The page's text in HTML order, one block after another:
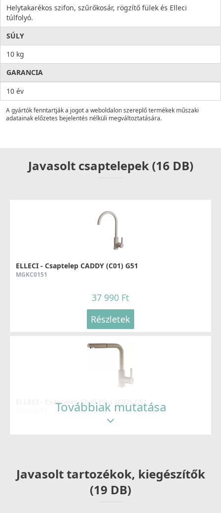
Helytakarékos szifon, szűrőkosár, rögzítő fülek és Elleci
túlfolyó.
SÚLY
10 kg
GARANCIA
10 év
A gyártók fenntartják a jogot a weboldalon szereplő termékek műszaki
adatainak előzetes bejelentés nélküli megváltoztatására.
Javasolt csaptelepek (16 DB)
ELLECI - Csaptelep CADDY (C01) G51
MGKC0151
37 990 Ft
Részletek
ELLECI - Csaptelep Shell Plus (C02) G51
Továbbiak mutatása
Javasolt tartozékok, kiegészítők
(19 DB)